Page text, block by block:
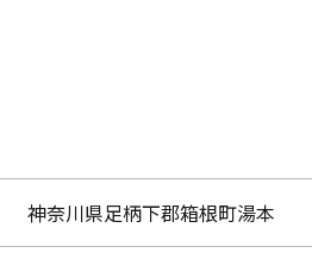
神奈川県足柄下郡箱根町湯本